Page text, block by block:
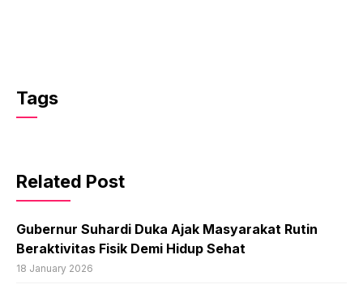
Tags
Related Post
Gubernur Suhardi Duka Ajak Masyarakat Rutin
Beraktivitas Fisik Demi Hidup Sehat
18 January 2026